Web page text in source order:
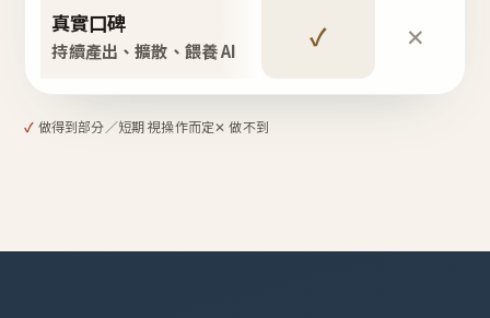
真實口碑
持續產出、擴散、餵養 AI ✓ ✕
✓ 做得到部分／短期 視操作而定✕ 做不到